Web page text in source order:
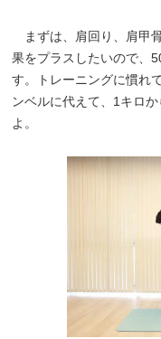
まずは、肩回り、肩甲
果をプラスしたいので、
す。トレーニングに慣れ
ンベルに代えて、1キロ
よ。